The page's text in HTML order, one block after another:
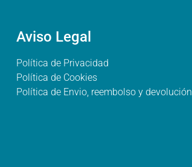
Aviso Legal
Política de Privacidad
Política de Cookies
Política de Envio, reembolso y devolución